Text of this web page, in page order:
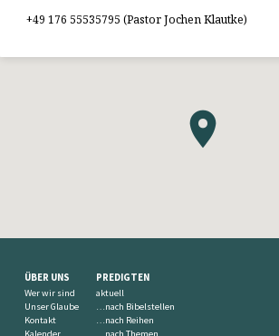
+49 176 55535795 (Pastor Jochen Klautke)
ÜBER UNS
Wer wir sind
Unser Glaube
Kontakt
Kalender
PREDIGTEN
aktuell
…nach Bibelstellen
…nach Reihen
…nach Themen